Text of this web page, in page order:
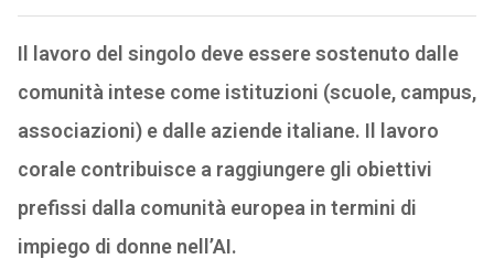
Il lavoro del singolo deve essere sostenuto dalle
comunità intese come istituzioni (scuole, campus,
associazioni) e dalle aziende italiane. Il lavoro
corale contribuisce a raggiungere gli obiettivi
prefissi dalla comunità europea in termini di
impiego di donne nell’AI.